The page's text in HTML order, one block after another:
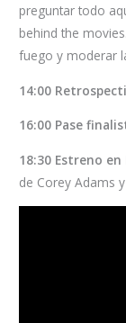
preguntar todo
behind the
fuego y moderar
14:00
16:00 Pase
18:30 Estreno
de Corey Adams